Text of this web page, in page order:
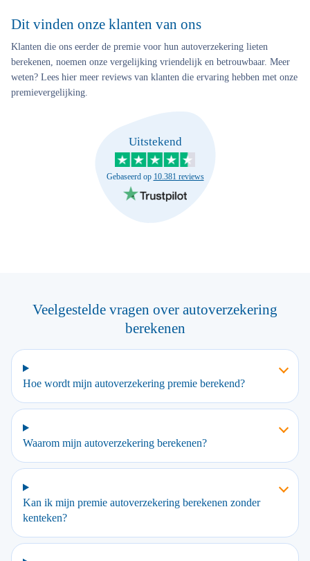
Dit vinden onze klanten van ons
Klanten die ons eerder de premie voor hun autoverzekering lieten
berekenen, noemen onze vergelijking vriendelijk en betrouwbaar. Meer
weten? Lees hier meer reviews van klanten die ervaring hebben met onze
premievergelijking.
Uitstekend
Gebaseerd op 10.381 reviews
Veelgestelde vragen over autoverzekering
berekenen
Hoe wordt mijn autoverzekering premie berekend?
Waarom mijn autoverzekering berekenen?
Kan ik mijn premie autoverzekering berekenen zonder
kenteken?